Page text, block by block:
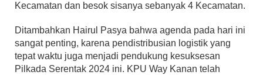
Kecamatan dan besok sisanya sebanyak 4 Kecamatan.
Ditambahkan Hairul Pasya bahwa agenda pada hari ini
sangat penting, karena pendistribusian logistik yang
tepat waktu juga menjadi pendukung kesuksesan
Pilkada Serentak 2024 ini. KPU Way Kanan telah